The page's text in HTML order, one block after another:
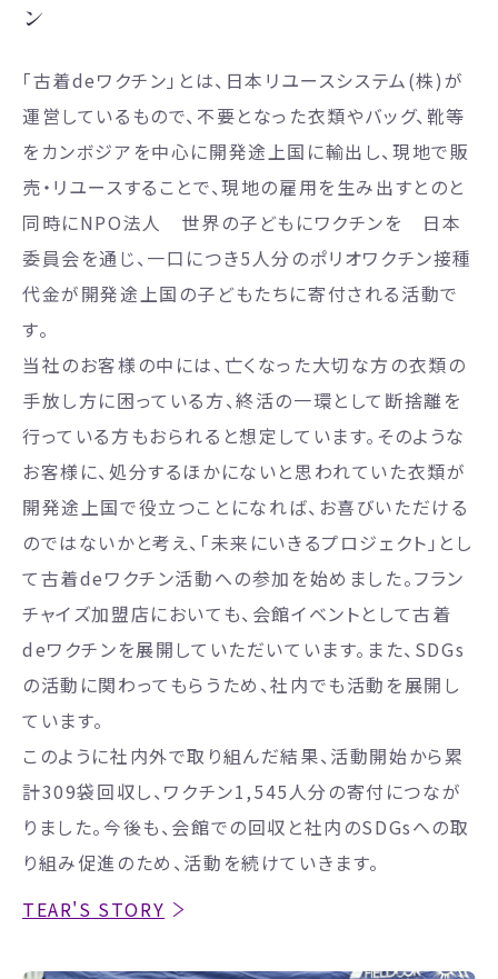
ン
「古着deワクチン」とは、日本リユースシステム(株)が
運営しているもので、不要となった衣類やバッグ、靴等
をカンボジアを中心に開発途上国に輸出し、現地で販
売・リユースすることで、現地の雇用を生み出すとのと
同時にNPO法人 世界の子どもにワクチンを 日本
委員会を通じ、一口につき5人分のポリオワクチン接種
代金が開発途上国の子どもたちに寄付される活動で
す。
当社のお客様の中には、亡くなった大切な方の衣類の
手放し方に困っている方、終活の一環として断捨離を
行っている方もおられると想定しています。そのような
お客様に、処分するほかにないと思われていた衣類が
開発途上国で役立つことになれば、お喜びいただける
のではないかと考え、「未来にいきるプロジェクト」とし
て古着deワクチン活動への参加を始めました。フラン
チャイズ加盟店においても、会館イベントとして古着
deワクチンを展開していただいています。また、SDGs
の活動に関わってもらうため、社内でも活動を展開し
ています。
このように社内外で取り組んだ結果、活動開始から累
計309袋回収し、ワクチン1,545人分の寄付につなが
りました。今後も、会館での回収と社内のSDGsへの取
り組み促進のため、活動を続けていきます。
TEAR'S STORY